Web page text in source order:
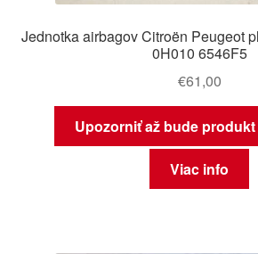
Jednotka airbagov Citroën Peugeot
0H010 6546F5
€61,00
Upozorniť až bude
Viac info